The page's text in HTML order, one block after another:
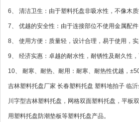
6、 清洁卫生：由于塑料托盘非吸水性，不像木
7、 优越的安全性：由于连接部位不使用金属配件
8、 使用方便：质量轻，设计合理，易于使用，实
9、 经济实惠：卓越的耐水性，耐锈性及耐久性
10、 耐寒、耐热、耐用：耐寒、耐热性优越，
吉林塑料托盘厂家 长春塑料托盘 塑料地拍子 临
川字型吉林塑料托盘，网格双面塑料托盘，平板
用塑料托盘防潮垫板等塑料托盘产品。